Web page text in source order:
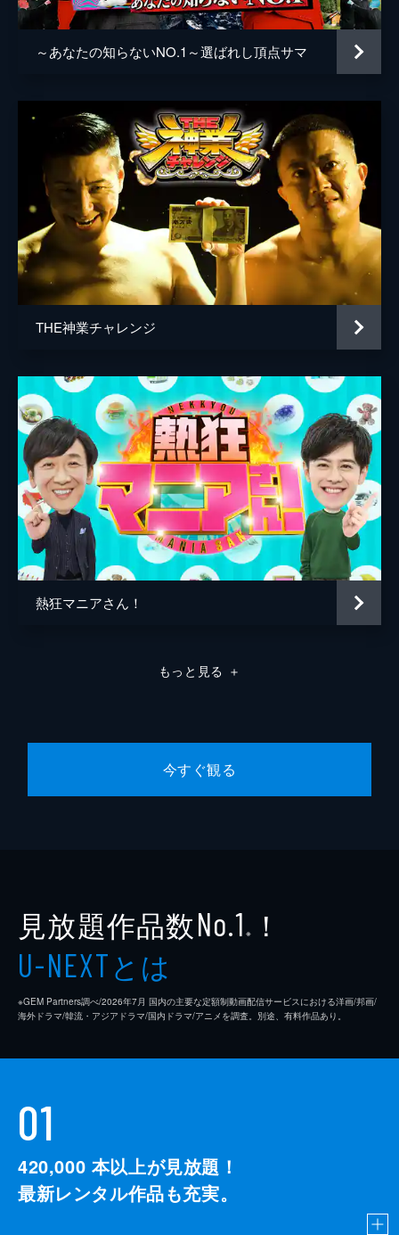
～あなたの知らないNO.1～選ばれし頂点サマ
THE神業チャレンジ
熱狂マニアさん！
もっと見る ＋
今すぐ観る
見放題作品数No.1 ※ ！
U-NEXTとは
※GEM Partners調べ/2026年7⽉ 国内の主要な定額制動画配信サービスにおける洋画/邦画/
海外ドラマ/韓流・アジアドラマ/国内ドラマ/アニメを調査。別途、有料作品あり。
01
420,000 本以上が見放題！
最新レンタル作品も充実。